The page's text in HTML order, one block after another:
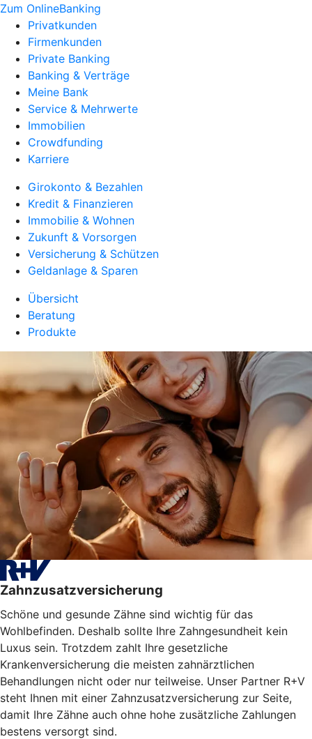
Zum OnlineBanking
Privatkunden
Firmenkunden
Private Banking
Banking & Verträge
Meine Bank
Service & Mehrwerte
Immobilien
Crowdfunding
Karriere
Girokonto & Bezahlen
Kredit & Finanzieren
Immobilie & Wohnen
Zukunft & Vorsorgen
Versicherung & Schützen
Geldanlage & Sparen
Übersicht
Beratung
Produkte
Zahnzusatzversicherung
Schöne und gesunde Zähne sind wichtig für das
Wohlbefinden. Deshalb sollte Ihre Zahngesundheit kein
Luxus sein. Trotzdem zahlt Ihre gesetzliche
Krankenversicherung die meisten zahnärztlichen
Behandlungen nicht oder nur teilweise. Unser Partner R+V
steht Ihnen mit einer Zahnzusatzversicherung zur Seite,
damit Ihre Zähne auch ohne hohe zusätzliche Zahlungen
bestens versorgt sind.